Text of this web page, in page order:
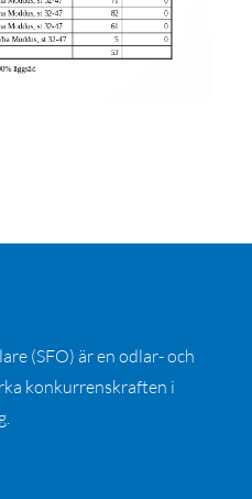
(SFO) är en odlar- och
konkurrenskraften i